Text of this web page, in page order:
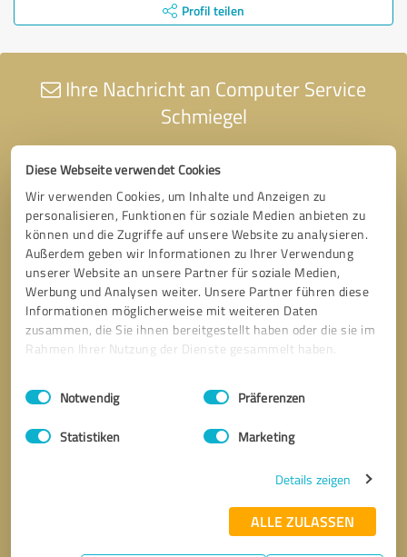
Diese Webseite verwendet Cookies
Wir verwenden Cookies, um Inhalte und Anzeigen zu
personalisieren, Funktionen für soziale Medien anbieten zu
können und die Zugriffe auf unsere Website zu analysieren.
Außerdem geben wir Informationen zu Ihrer Verwendung
unserer Website an unsere Partner für soziale Medien,
Werbung und Analysen weiter. Unsere Partner führen diese
Informationen möglicherweise mit weiteren Daten
zusammen, die Sie ihnen bereitgestellt haben oder die sie im
Rahmen Ihrer Nutzung der Dienste gesammelt haben.
Impressum Datenschutzbestimmungen
Einwilligungsauswahl
Notwendig Präferenzen
Statistiken Marketing
Details zeigen
ALLE ZULASSEN
Profil teilen
Ihre Nachricht an Computer Service
Schmiegel
* Erforderliche Angaben